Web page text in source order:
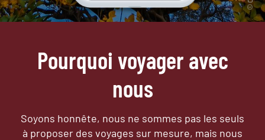
Pourquoi voyager avec
nous
Soyons honnête, nous ne sommes pas les seuls
à proposer des voyages sur mesure, mais nous